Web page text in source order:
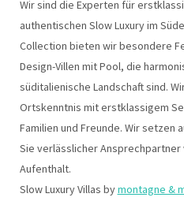
Wir sind die Experten für
authentischen Slow Luxury im
Collection bieten wir besondere
Design-Villen mit Pool, die
süditalienische Landschaft sind.
Ortskenntnis mit erstklassigem
Familien und Freunde. Wir setzen
Sie verlässlicher Ansprechpartner
Aufenthalt.
Slow Luxury Villas bymontagne &